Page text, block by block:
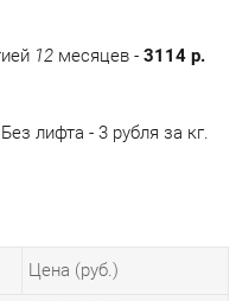
104 690.00 р.